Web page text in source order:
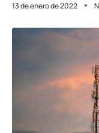
13 de enero de 2022